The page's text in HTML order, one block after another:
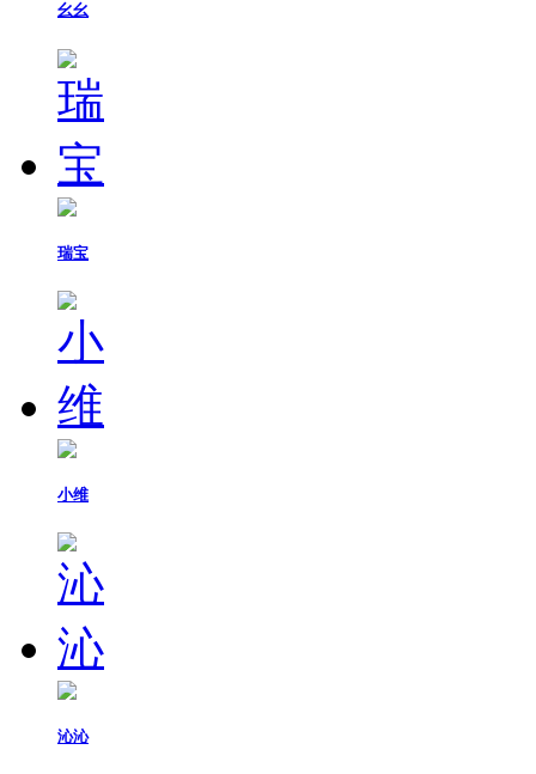
幺幺
瑞宝
小维
沁沁